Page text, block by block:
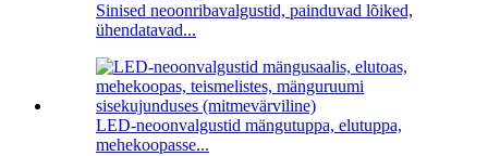
Sinised neoonribavalgustid, painduvad lõiked,
ühendatavad...
LED-neoonvalgustid mängutuppa, elutuppa,
mehekoopasse...